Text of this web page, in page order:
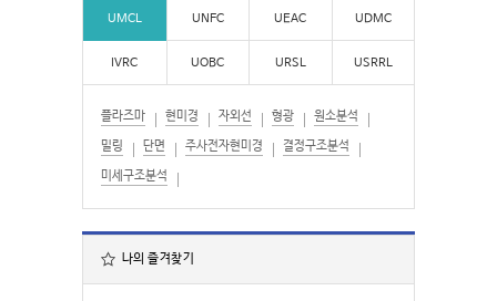
UMCL UNFC UEAC UDMC
IVRC UOBC URSL USRRL
플라즈마 현미경 자외선 형광 원소분석
밀링 단면 주사전자현미경 결정구조분석
미세구조분석
나의 즐겨찾기